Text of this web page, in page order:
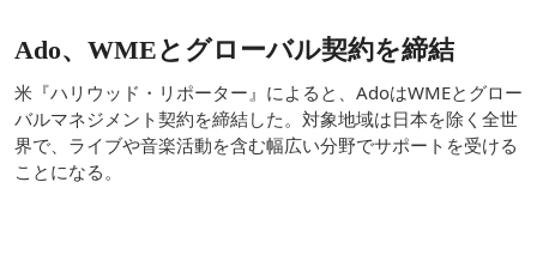
Ado、WMEとグローバル契約を締結
米『ハリウッド・リポーター』によると、AdoはWMEとグロー
バルマネジメント契約を締結した。対象地域は日本を除く全世
界で、ライブや音楽活動を含む幅広い分野でサポートを受ける
ことになる。